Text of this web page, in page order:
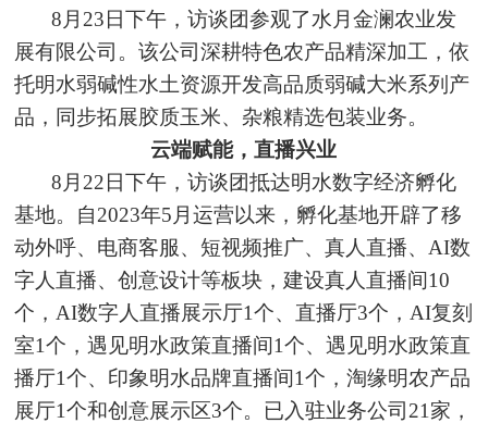
8月23日下午，访谈团参观了水月金澜农业发
展有限公司。该公司深耕特色农产品精深加工，依
托明水弱碱性水土资源开发高品质弱碱大米系列产
品，同步拓展胶质玉米、杂粮精选包装业务。
云端赋能，直播兴业
8月22日下午，访谈团抵达明水数字经济孵化
基地。自2023年5月运营以来，孵化基地开辟了移
动外呼、电商客服、短视频推广、真人直播、AI数
字人直播、创意设计等板块，建设真人直播间10
个，AI数字人直播展示厅1个、直播厅3个，AI复刻
室1个，遇见明水政策直播间1个、遇见明水政策直
播厅1个、印象明水品牌直播间1个，淘缘明农产品
展厅1个和创意展示区3个。已入驻业务公司21家，